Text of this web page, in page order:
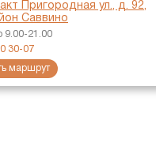
Пригородная ул., д. 92,
Саввино
9.00-21.00
30-07
маршрут